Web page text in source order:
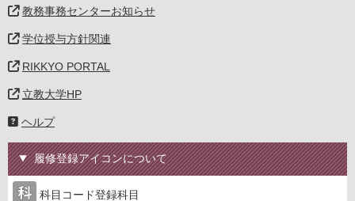
教務事務センターお知らせ
学位授与方針関連
RIKKYO PORTAL
立教大学HP
ヘルプ
履修登録アイコンについて
科目コード登録科目